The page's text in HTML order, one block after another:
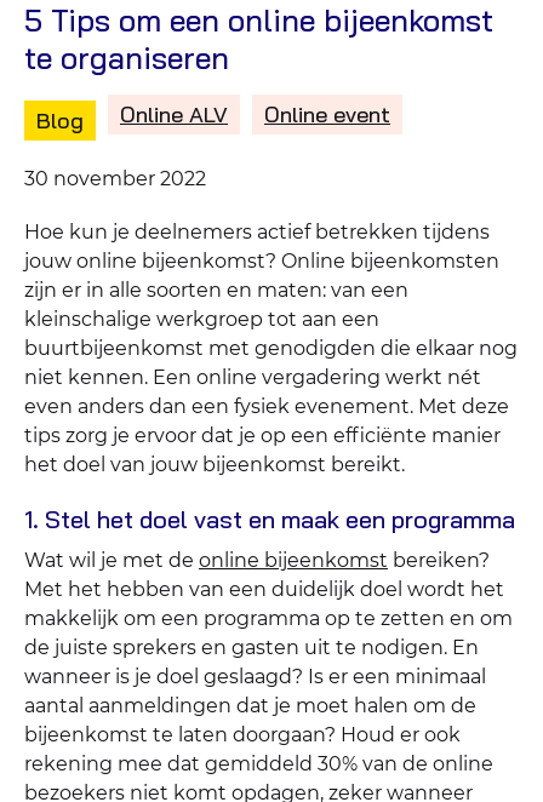
5 Tips om een online bijeenkomst
te organiseren
Type
content:
Blog
Gepost
in
de
Online ALV Online event
Gepubliceerd
30 november 2022
Hoe kun je deelnemers actief betrekken tijdens
jouw online bijeenkomst? Online bijeenkomsten
zijn er in alle soorten en maten: van een
kleinschalige werkgroep tot aan een
buurtbijeenkomst met genodigden die elkaar nog
niet kennen. Een online vergadering werkt nét
even anders dan een fysiek evenement. Met deze
tips zorg je ervoor dat je op een efficiënte manier
het doel van jouw bijeenkomst bereikt.
1. Stel het doel vast en maak een programma
Wat wil je met de online bijeenkomst bereiken?
Met het hebben van een duidelijk doel wordt het
makkelijk om een programma op te zetten en om
de juiste sprekers en gasten uit te nodigen. En
wanneer is je doel geslaagd? Is er een minimaal
aantal aanmeldingen dat je moet halen om de
bijeenkomst te laten doorgaan? Houd er ook
rekening mee dat gemiddeld 30% van de online
bezoekers niet komt opdagen, zeker wanneer